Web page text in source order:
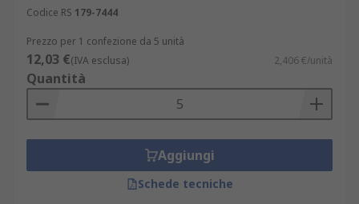
Codice RS 179-7444
Prezzo per 1 confezione da 5 unità
12,03 €(IVA esclusa) 2,406 €/unità
Quantità
Aggiungi
Schede tecniche